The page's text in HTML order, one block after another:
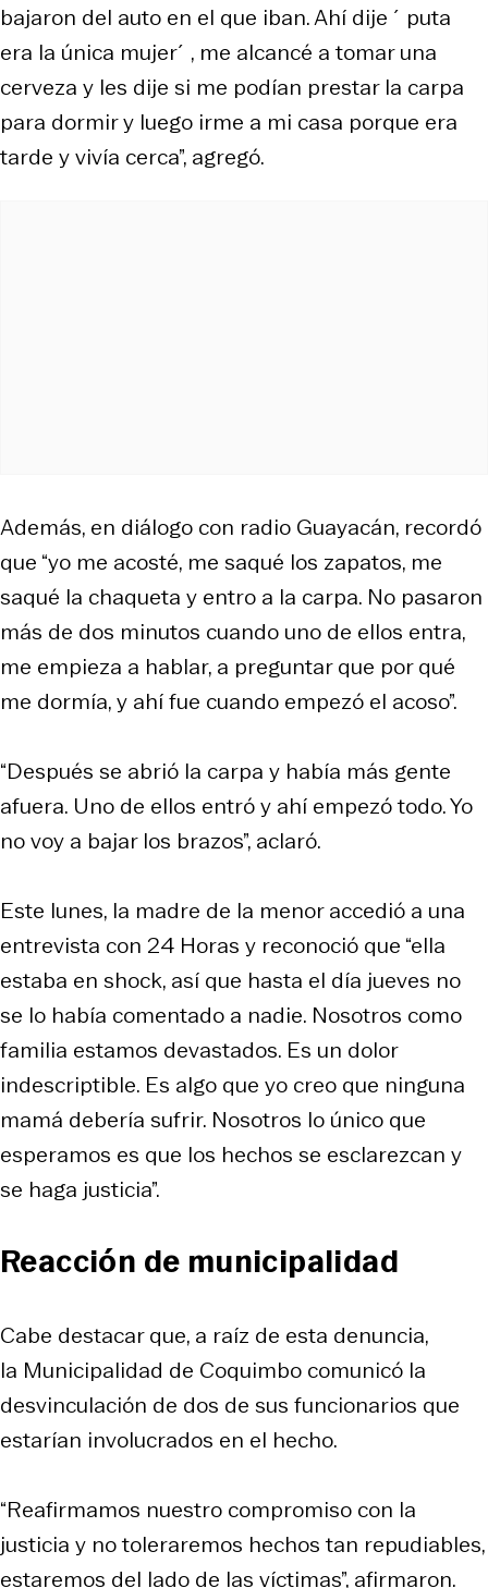
bajaron del auto en el que iban. Ahí dije ´puta
era la única mujer´, me alcancé a tomar una
cerveza y les dije si me podían prestar la carpa
para dormir y luego irme a mi casa porque era
tarde y vivía cerca”, agregó.
Además, en diálogo con radio Guayacán, recordó
que “yo me acosté, me saqué los zapatos, me
saqué la chaqueta y entro a la carpa. No pasaron
más de dos minutos cuando uno de ellos entra,
me empieza a hablar, a preguntar que por qué
me dormía, y ahí fue cuando empezó el acoso”.
“Después se abrió la carpa y había más gente
afuera. Uno de ellos entró y ahí empezó todo. Yo
no voy a bajar los brazos”, aclaró.
Este lunes, la madre de la menor accedió a una
entrevista con 24 Horas y reconoció que “ella
estaba en shock, así que hasta el día jueves no
se lo había comentado a nadie. Nosotros como
familia estamos devastados. Es un dolor
indescriptible. Es algo que yo creo que ninguna
mamá debería sufrir. Nosotros lo único que
esperamos es que los hechos se esclarezcan y
se haga justicia”.
Reacción de municipalidad
Cabe destacar que, a raíz de esta denuncia,
la Municipalidad de Coquimbo comunicó la
desvinculación de dos de sus funcionarios que
estarían involucrados en el hecho.
“Reafirmamos nuestro compromiso con la
justicia y no toleraremos hechos tan repudiables,
estaremos del lado de las víctimas”, afirmaron.